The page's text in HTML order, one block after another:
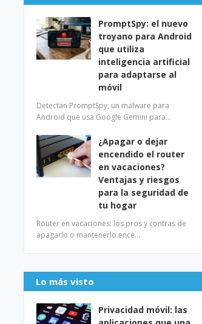
PromptSpy: el nuevo
troyano para Android
que utiliza
inteligencia artificial
para adaptarse al
móvil
Detectan PromptSpy, un malware para
Android que usa Google Gemini para…
¿Apagar o dejar
encendido el router
en vacaciones?
Ventajas y riesgos
para la seguridad de
tu hogar
Router en vacaciones: los pros y contras de
apagarlo o mantenerlo ence…
Lo más visto
Privacidad móvil: las